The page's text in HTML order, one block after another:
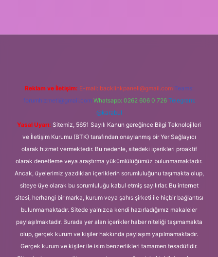
Reklam ve İletişim: E-mail: backlinkpaneli@gmail.com Teams:
forumhizmeti@gmail.com Whatsapp: 0262 606 0 726 Telegram:
@karabul
Yasal Uyarı: Sitemiz, 5651 Sayılı Kanun gereğince Bilgi Teknolojileri
ve İletişim Kurumu (BTK) tarafından onaylanmış bir Yer Sağlayıcı
olarak hizmet vermektedir. Bu nedenle, sitedeki içerikleri proaktif
olarak denetleme veya araştırma yükümlülüğümüz bulunmamaktadır.
Ancak, üyelerimiz yazdıkları içeriklerin sorumluluğunu taşımakta olup,
siteye üye olarak bu sorumluluğu kabul etmiş sayılırlar. Bu internet
sitesi, herhangi bir marka, kurum veya şahıs şirketi ile hiçbir bağlantısı
bulunmamaktadır. Sitede yalnızca kendi hazırladığımız makaleler
paylaşılmaktadır. Burada yer alan içerikler haber niteliği taşımamakta
olup, gerçek kurum ve kişiler hakkında paylaşım yapılmamaktadır.
Gerçek kurum ve kişiler ile isim benzerlikleri tamamen tesadüfidir.